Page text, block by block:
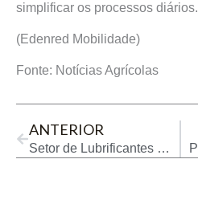
simplificar os processos diários.
(Edenred Mobilidade)
Fonte: Notícias Agrícolas
ANTERIOR
Setor de Lubrificantes investe em tecnologia para acompanhar evolução dos motores